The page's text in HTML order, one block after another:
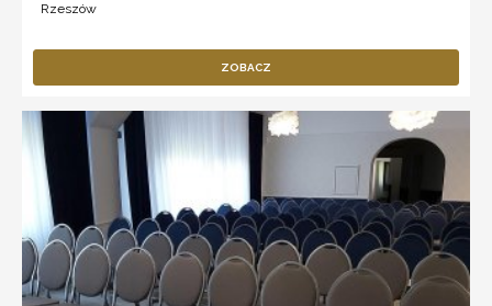
Rzeszów
ZOBACZ